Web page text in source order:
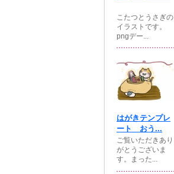
こたつとうさぎの
イラストです。
pngデー...
はがきテンプレ
ート おう...
ご覧いただきあり
がとうございま
す。まった...